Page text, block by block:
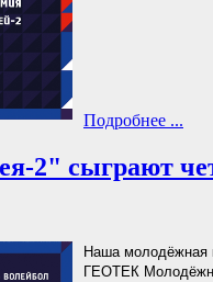
Подробнее ...
2" сыграют
Наша молодёжная
ГЕОТЕК